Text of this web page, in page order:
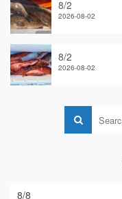
8/2
2026-08-02
8/2
2026-08-02
8/8